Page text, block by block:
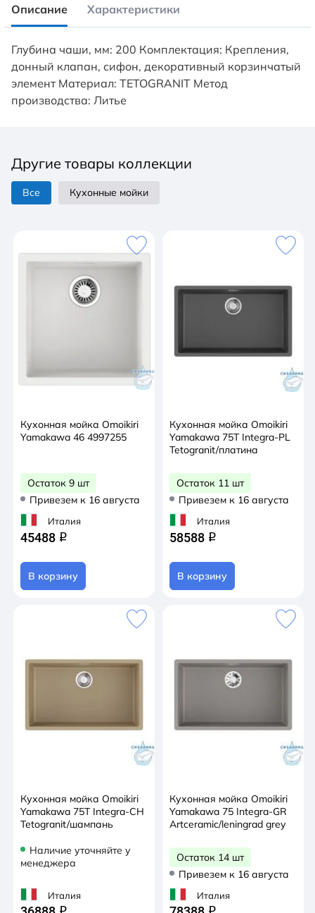
Описание Характеристики
Глубина чаши, мм: 200 Комплектация: Крепления,
донный клапан, сифон, декоративный корзинчатый
элемент Материал: TETOGRANIT Метод
производства: Литье
Другие товары коллекции
Все Кухонные мойки
Кухонная мойка Omoikiri
Yamakawa 46 4997255
Остаток 9 шт
Привезем к 16 августа
Италия
45488 q
В корзину
Кухонная мойка Omoikiri
Yamakawa 75Т Integra-PL
Tetogranit/платина
Остаток 11 шт
Привезем к 16 августа
Италия
58588 q
В корзину
Кухонная мойка Omoikiri
Yamakawa 75Т Integra-CH
Tetogranit/шампань
Наличие уточняйте у
менеджера
Италия
q
Кухонная мойка Omoikiri
Yamakawa 75 Integra-GR
Artceramic/leningrad grey
Остаток 14 шт
Привезем к 16 августа
Италия
q